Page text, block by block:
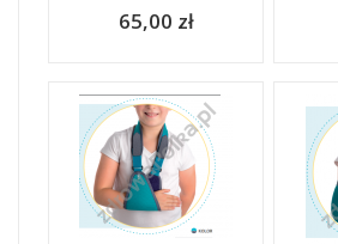
65,00 zł